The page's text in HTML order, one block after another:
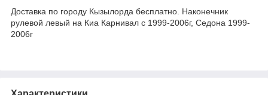
Доставка по городу Кызылорда бесплатно. Наконечник
рулевой левый на Киа Карнивал с 1999-2006г, Седона 1999-
2006г